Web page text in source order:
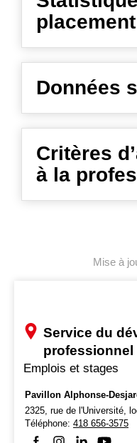
placement
Données
Critères
à la
Mise à
Service du
professionnel
Emplois et stages
Pavillon Alphonse-
2325, rue de l'Université,
Téléphone: 418 656-3575
Suivez-nous sur
Suivez-nous sur
Suivez-nous
Suivez-